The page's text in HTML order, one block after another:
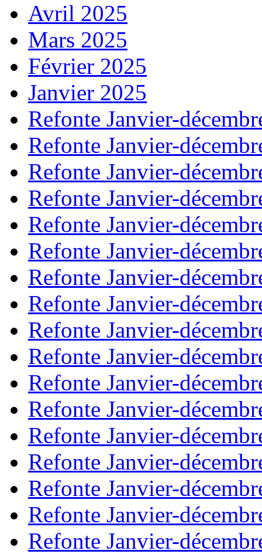
Avril 2025
Mars 2025
Février 2025
Janvier 2025
Refonte Janvier-
Refonte Janvier-
Refonte Janvier-
Refonte Janvier-
Refonte Janvier-
Refonte Janvier-
Refonte Janvier-
Refonte Janvier-
Refonte Janvier-
Refonte Janvier-
Refonte Janvier-
Refonte Janvier-
Refonte Janvier-
Refonte Janvier-
Refonte Janvier-
Refonte Janvier-
Refonte Janvier-